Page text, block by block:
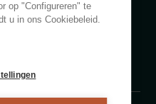
op "Configureren" te
u in ons Cookiebeleid.